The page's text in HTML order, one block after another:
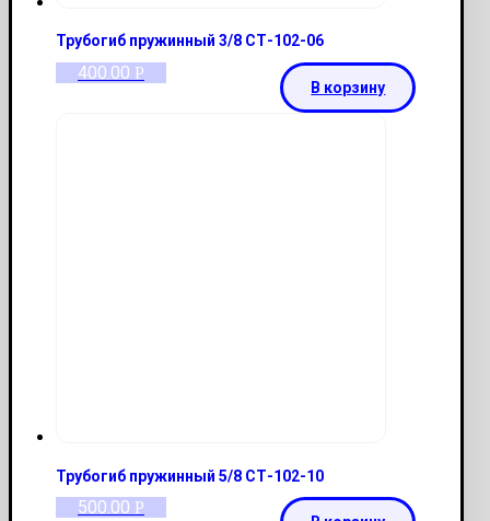
Трубогиб пружинный 3/8 СТ-102-06
400.00 Р
В корзину
Трубогиб пружинный 5/8 СТ-102-10
500.00 Р